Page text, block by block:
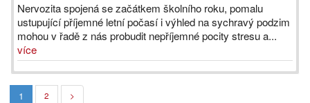
Nervozita spojená se začátkem školního roku, pomalu
ustupující příjemné letní počasí i výhled na sychravý podzim
mohou v řadě z nás probudit nepříjemné pocity stresu a...
více
1 2 >